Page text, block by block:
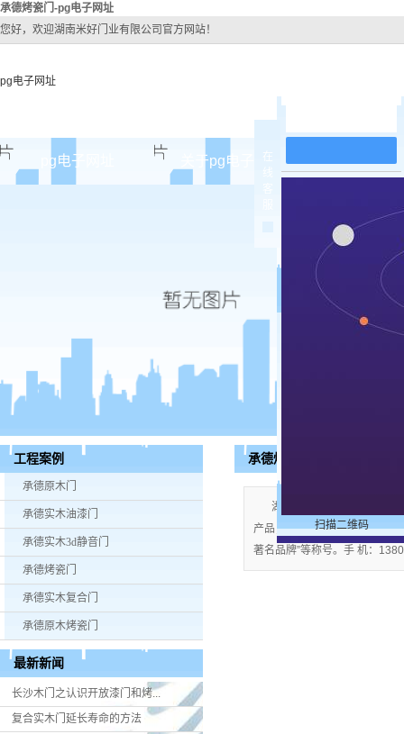
承德烤瓷门-pg电子网址
您好，欢迎湖南米好门业有限公司官方网站！
pg电子网址
pg电子网址 关于pg电子网址
公司团队
pg电子网址
承德实木
承德实木
承德烤
承德实木
工程案例
承德原木门
承德实木油漆门
承德实木3d静音门
承德烤瓷门
承德实木复合门
承德原木烤瓷门
最新新闻
长沙木门之认识开放漆门和烤...
复合实木门延长寿命的方法
承德烤瓷门
湖南米好门业有限公司公
产品；企业视产品质量为生命
著名品牌”等称号。手 机：
在
扫描二维码